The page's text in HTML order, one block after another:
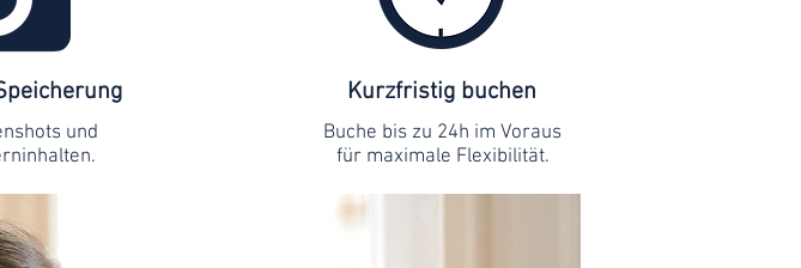
und
Kurzfristig buchen
Buche bis zu 24h im Voraus
für maximale Flexibilität.